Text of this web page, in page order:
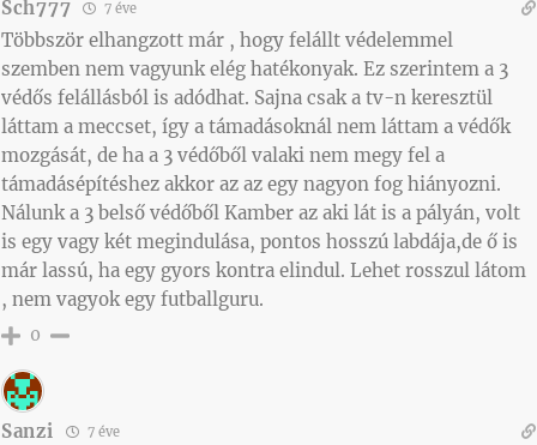
Sch777 7 éve
Többször elhangzott már , hogy felállt védelemmel
szemben nem vagyunk elég hatékonyak. Ez szerintem a 3
védős felállásból is adódhat. Sajna csak a tv-n keresztül
láttam a meccset, így a támadásoknál nem láttam a védők
mozgását, de ha a 3 védőből valaki nem megy fel a
támadásépítéshez akkor az az egy nagyon fog hiányozni.
Nálunk a 3 belső védőből Kamber az aki lát is a pályán, volt
is egy vagy két megindulása, pontos hosszú labdája,de ő is
már lassú, ha egy gyors kontra elindul. Lehet rosszul látom
, nem vagyok egy futballguru.
0
Sanzi 7 éve